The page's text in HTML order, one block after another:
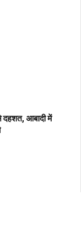
दहशत, आबादी में